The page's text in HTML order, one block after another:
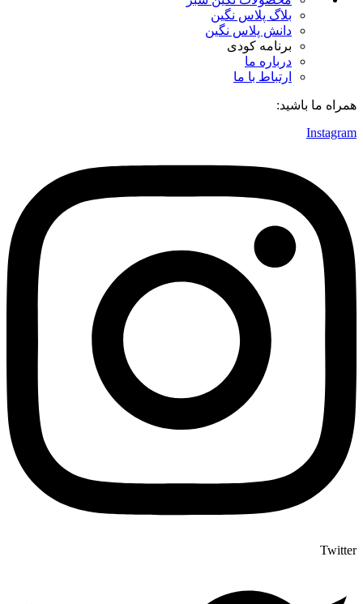
بلاگ پلاس نگین
دانش پلاس نگین
برنامه کودی
درباره ما
ارتباط با ما
همراه ما باشید:
Instagram
Twitter